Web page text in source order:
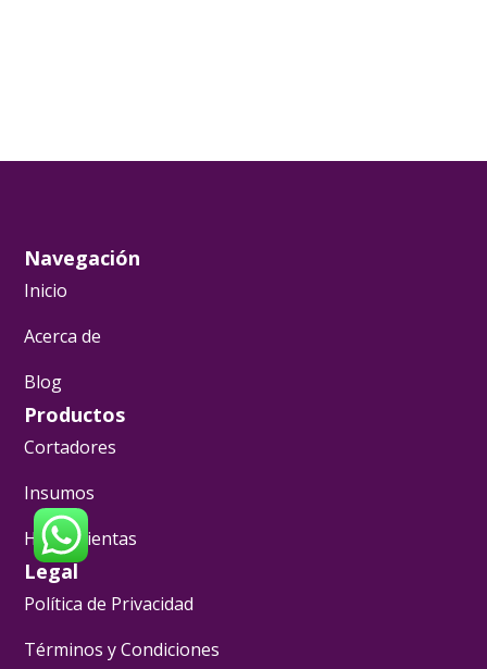
Navegación
Inicio
Acerca de
Blog
Productos
Cortadores
Insumos
Herramientas
Legal
Política de Privacidad
Términos y Condiciones